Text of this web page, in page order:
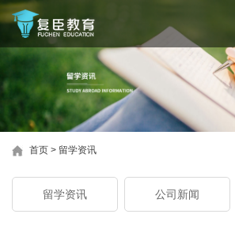
首页 > 留学资讯
留学资讯 公司新闻